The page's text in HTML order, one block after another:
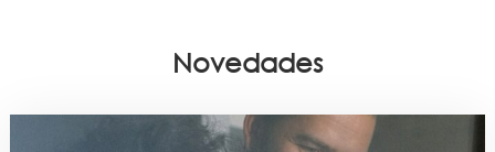
Novedades